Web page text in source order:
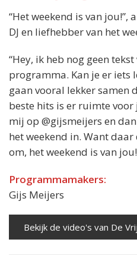
“Het weekend is van
DJ en liefhebber van het
“Hey, ik heb nog geen
programma. Kan je er iets
gaan vooral lekker samen
beste hits is er ruimte
mij op @gijsmeijers en
het weekend in. Want
om, het weekend is van
Programmamakers:
Gijs Meijers
Bekijk de video's van De